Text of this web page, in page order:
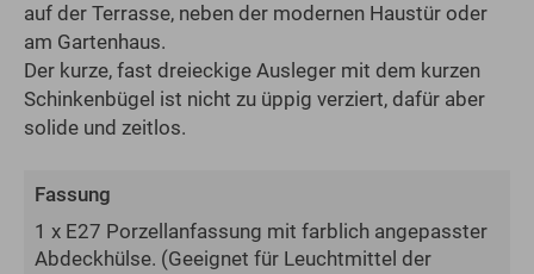
auf der Terrasse, neben der modernen Haustür oder
am Gartenhaus.
Der kurze, fast dreieckige Ausleger mit dem kurzen
Schinkenbügel ist nicht zu üppig verziert, dafür aber
solide und zeitlos.
Fassung
1 x E27 Porzellanfassung mit farblich angepasster
Abdeckhülse. (Geeignet für Leuchtmittel der